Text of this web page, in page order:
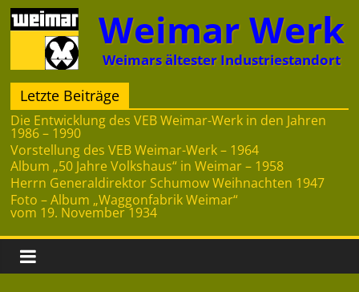
Zum
Inhalt
springen
Weimar Werk
Weimars ältester Industriestandort
Letzte Beiträge
Die Entwicklung des VEB Weimar-Werk in den Jahren
1986 – 1990
Vorstellung des VEB Weimar-Werk – 1964
Album „50 Jahre Volkshaus“ in Weimar – 1958
Herrn Generaldirektor Schumow Weihnachten 1947
Foto – Album „Waggonfabrik Weimar“
vom 19. November 1934